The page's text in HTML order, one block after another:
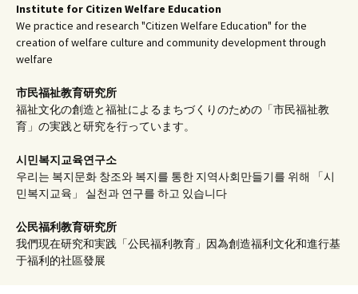
Institute for Citizen Welfare Education
We practice and research "Citizen Welfare Education" for the
creation of welfare culture and community development through
welfare
市民福祉教育研究所
福祉文化の創造と福祉によるまちづくりのための「市民福祉教
育」の実践と研究を行っています。
시민복지교육연구소
우리는 복지문화 창조와 복지를 통한 지역사회만들기를 위해 「시
민복지교육」 실천과 연구를 하고 있습니다
公民福利教育研究所
我們現在研究和実践「公民福利教育」因為創造福利文化和進行基
于福利的社區發展